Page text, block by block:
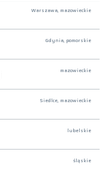
Warszawa, mazowieckie
Gdynia, pomorskie
mazowieckie
Siedlce, mazowieckie
lubelskie
śląskie